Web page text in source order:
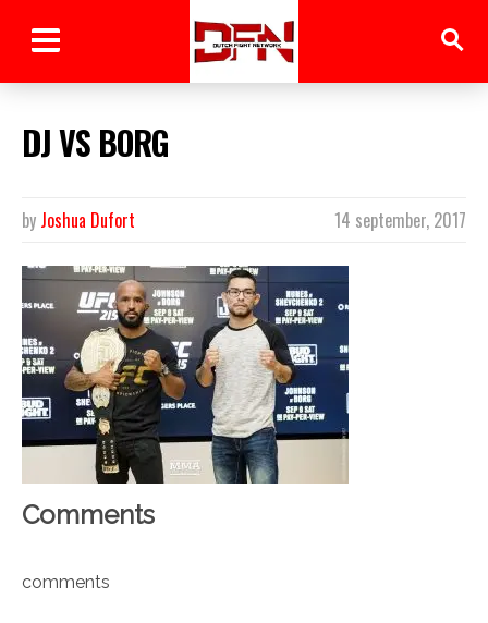
DJ VS BORG
14 september, 2017
by Joshua Dufort
Comments
comments